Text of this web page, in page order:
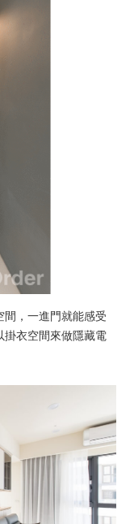
，一進門就能感受
掛衣空間來做隱藏電